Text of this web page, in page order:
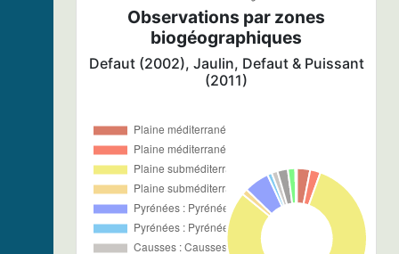
Observations par zones
biogéographiques
Defaut (2002), Jaulin, Defaut & Puissant
(2011)